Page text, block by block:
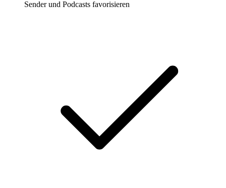
Sender und Podcasts favorisieren